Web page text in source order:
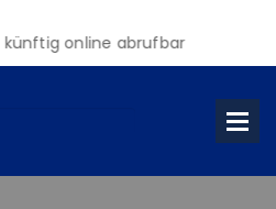
online abrufbar